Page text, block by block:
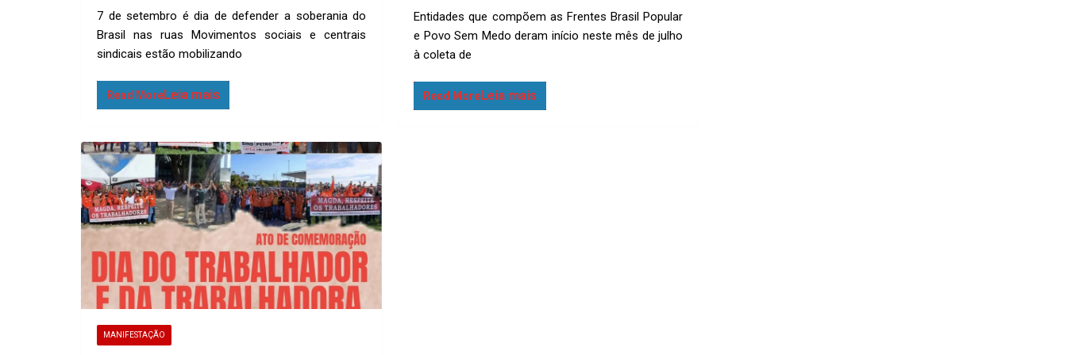
py
Li
n
k
ail at
s
A
p
ar
e
7 de setembro é dia de defender a soberania do
Brasil nas ruas Movimentos sociais e centrais
sindicais estão mobilizando
Read More
py
Li
n
k
ail at
A
p
ar
Entidades que compõem as Frentes Brasil Popular
e Povo Sem Medo deram início neste mês de julho
à coleta de
Read More
MANIFESTAÇÃO